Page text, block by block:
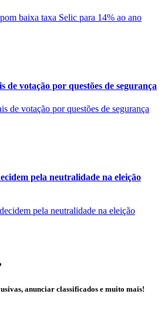
de votação por questões de segurança
pela neutralidade na eleição
anunciar classificados e muito mais!